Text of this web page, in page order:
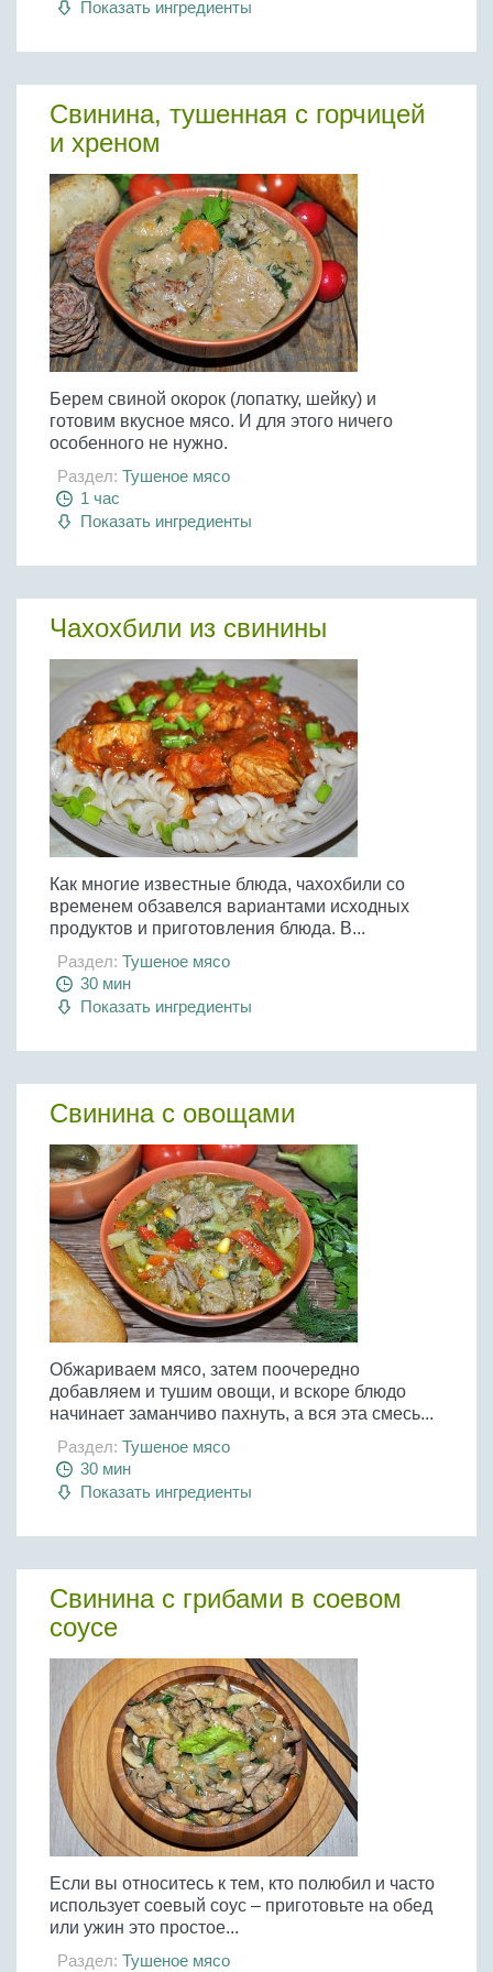
Бобовые
Показать ингредиенты
Свинина, тушенная с горчицей
и хреном
Берем свиной окорок (лопатку, шейку) и
готовим вкусное мясо. И для этого ничего
особенного не нужно.
Раздел: Тушеное мясо
1 час
Показать ингредиенты
Чахохбили из свинины
Как многие известные блюда, чахохбили со
временем обзавелся вариантами исходных
продуктов и приготовления блюда. В...
Раздел: Тушеное мясо
30 мин
Показать ингредиенты
Свинина с овощами
Обжариваем мясо, затем поочередно
добавляем и тушим овощи, и вскоре блюдо
начинает заманчиво пахнуть, а вся эта смесь...
Раздел: Тушеное мясо
30 мин
Показать ингредиенты
Свинина с грибами в соевом
соусе
Если вы относитесь к тем, кто полюбил и часто
использует соевый соус – приготовьте на обед
или ужин это простое...
Раздел: Тушеное мясо